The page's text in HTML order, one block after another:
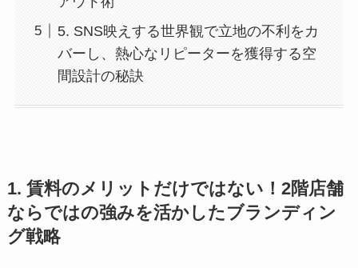
5. SNS映えする世界観で立地の不利をカ
バーし、熱心なリピーターを獲得する空
間設計の秘訣
1. 賃料のメリットだけではない！2階店舗
ならではの強みを活かしたブランディン
グ戦略